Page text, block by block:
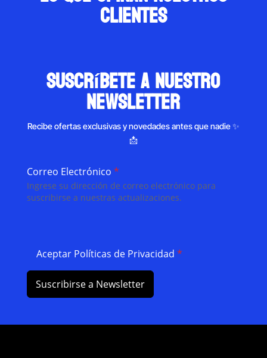
clientes
suscríbete a nuestro
newsletter
Recibe ofertas exclusivas y novedades antes que nadie ✨
📩
Correo Electrónico *
Ingrese su dirección de correo electrónico para
suscribirse a nuestras actualizaciones.
Aceptar Políticas de Privacidad *
Suscribirse a Newsletter